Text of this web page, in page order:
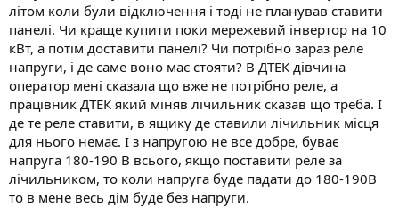
літом коли були відключення і тоді не планував ставити
панелі. Чи краще купити поки мережевий інвертор на 10
кВт, а потім доставити панелі? Чи потрібно зараз реле
напруги, і де саме воно має стояти? В ДТЕК дівчина
оператор мені сказала що вже не потрібно реле, а
працівник ДТЕК який міняв лічильник сказав що треба. І
де те реле ставити, в ящику де ставили лічильник місця
для нього немає. І з напругою не все добре, буває
напруга 180-190 В всього, якщо поставити реле за
лічильником, то коли напруга буде падати до 180-190В
то в мене весь дім буде без напруги.